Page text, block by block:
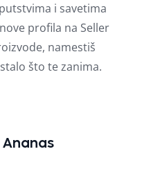
i savetima
profila na Seller
namestiš
što te zanima.